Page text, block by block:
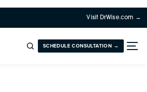
Visit DrWise.com →
SCHEDULE CONSULTATION →